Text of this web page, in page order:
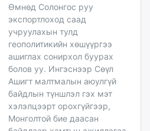
Өмнөд Солонгос руу
экспортлоход саад
учруулахын тулд
геополитикийн хөшүүргээ
ашиглах сонирхол буурах
болов уу. Ингэснээр Сөүл
Ашигт малтмалын аюулгүй
байдлын түншлэл гэх мэт
хэлэлцээрт орохгүйгээр,
Монголтой бие даасан